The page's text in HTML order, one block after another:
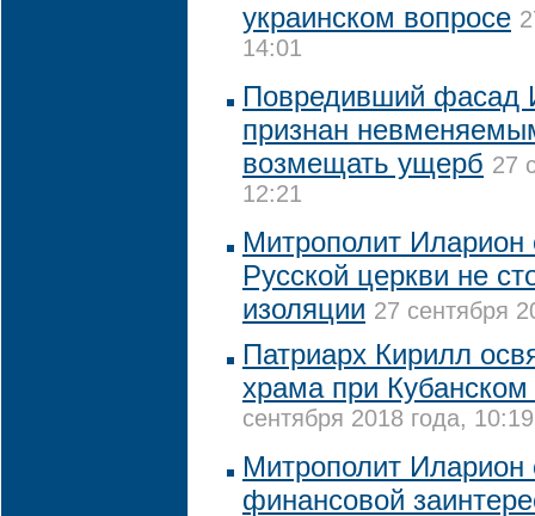
украинском вопросе
14:01
Повредивший фасад
признан
возмещать ущерб 27
12:21
Митрополит Иларион
Русской церкви не
изоляции 27 сентября
Патриарх Кирилл
храма при Кубанском
сентября 2018 года, 10:19
Митрополит Иларион
финансовой